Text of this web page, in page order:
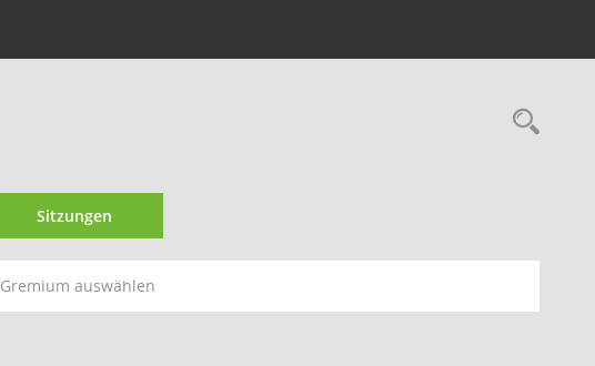
Sitzungen
Gremium auswählen